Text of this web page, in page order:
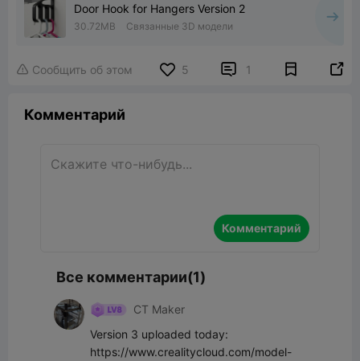
Door Hook for Hangers Version 2
30.72MB Связанные 3D модели
 Сообщить об этом 5  1 
Комментарий
Комментарий
Все комментарии(1)
CT Maker
Version 3 uploaded today:
https://www.crealitycloud.com/model-